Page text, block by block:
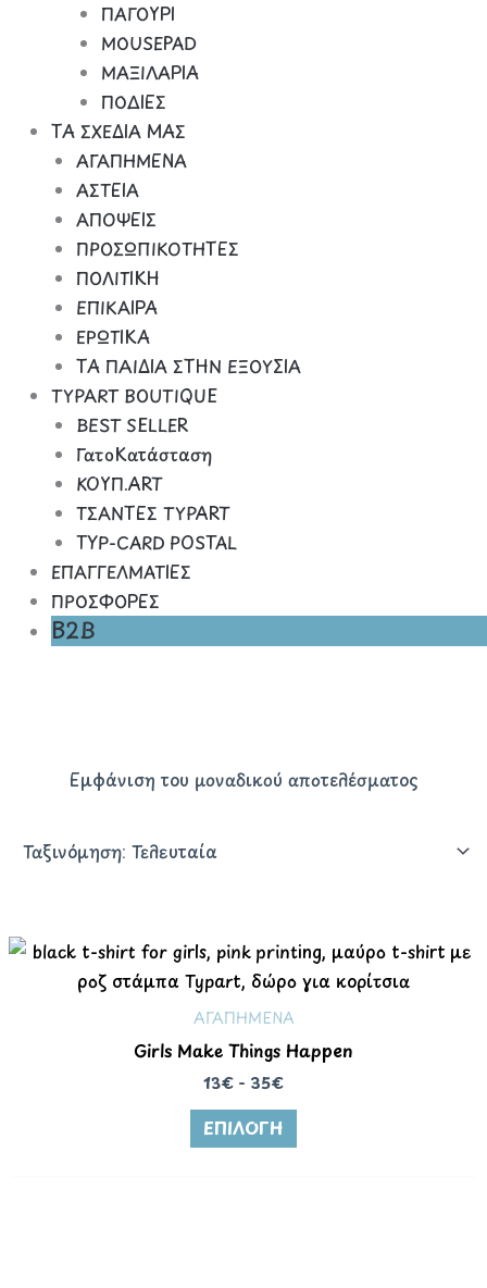
ΠΑΓΟΥΡΙ
MOUSEPAD
ΜΑΞΙΛΑΡΙΑ
ΠΟΔΙΕΣ
ΤΑ ΣΧΕΔΙΑ ΜΑΣ
ΑΓΑΠΗΜΕΝΑ
ΑΣΤΕΙΑ
ΑΠΟΨΕΙΣ
ΠΡΟΣΩΠΙΚΟΤΗΤΕΣ
ΠΟΛΙΤΙΚΗ
ΕΠΙΚΑΙΡΑ
ΕΡΩΤΙΚΑ
ΤΑ ΠΑΙΔΙΑ ΣΤΗΝ ΕΞΟΥΣΙΑ
TYPART BOUTIQUE
BEST SELLER
ΓατοΚατάσταση
ΚΟΥΠ.ART
ΤΣΑΝΤΕΣ TYPART
TYP-CARD POSTAL
ΕΠΑΓΓΕΛΜΑΤΙΕΣ
ΠΡΟΣΦΟΡΕΣ
B2B
Εμφάνιση του μοναδικού αποτελέσματος
ΑΓΑΠΗΜΕΝΑ
Girls Make Things Happen
13€ - 35€
ΕΠΙΛΟΓΉ